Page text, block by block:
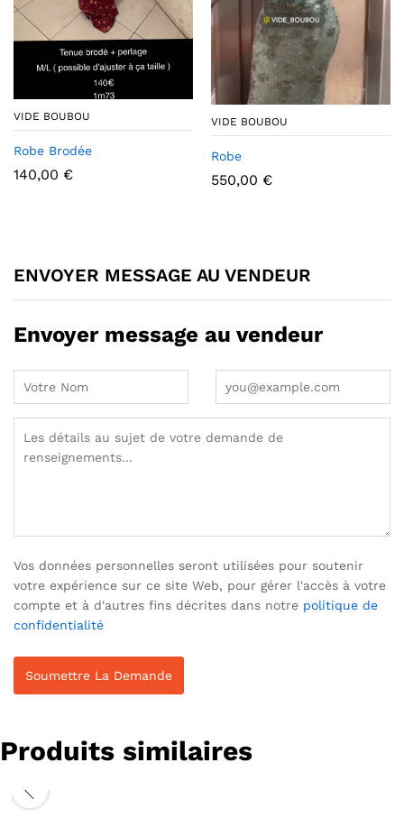
VIDE BOUBOU
Robe Brodée
140,00 €
VIDE BOUBOU
Robe
550,00 €
ENVOYER MESSAGE AU VENDEUR
Envoyer message au vendeur
Vos données personnelles seront utilisées pour soutenir
votre expérience sur ce site Web, pour gérer l'accès à votre
compte et à d'autres fins décrites dans notre politique de
confidentialité
Produits similaires